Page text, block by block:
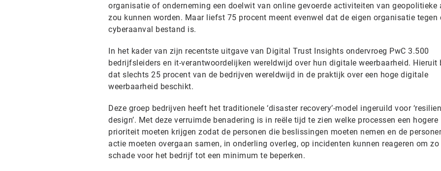
organisatie of onderneming een doelwit van online gevoerde activiteiten van geopolitieke
zou kunnen worden. Maar liefst 75 procent meent evenwel dat de eigen organisatie tegen
cyberaanval bestand is.
In het kader van zijn recentste uitgave van Digital Trust Insights ondervroeg PwC 3.500
bedrijfsleiders en it-verantwoordelijken wereldwijd over hun digitale weerbaarheid. Hieruit
dat slechts 25 procent van de bedrijven wereldwijd in de praktijk over een hoge digitale
weerbaarheid beschikt.
Deze groep bedrijven heeft het traditionele ‘disaster recovery’-model ingeruild voor
design’. Met deze verruimde benadering is in reële tijd te zien welke processen een hogere
prioriteit moeten krijgen zodat de personen die beslissingen moeten nemen en de
actie moeten overgaan samen, in onderling overleg, op incidenten kunnen reageren om zo
schade voor het bedrijf tot een minimum te beperken.